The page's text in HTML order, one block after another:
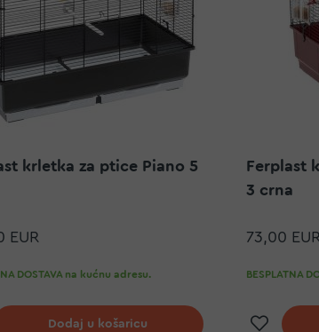
krletka za ptice Piano 5
EUR
DOSTAVA na kućnu adresu.
na listu želja
Dodaj u košaricu
Ferplast
3 crna
73,00 EUR
BESPLATNA